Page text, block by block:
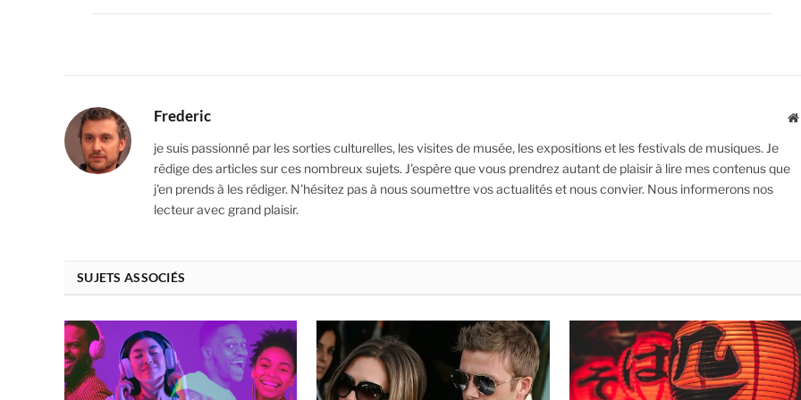
Frederic
je suis passionné par les sorties culturelles, les visites de musée, les expositions et les festivals de musiques. Je
rédige des articles sur ces nombreux sujets. J'espère que vous prendrez autant de plaisir à lire mes contenus que
j'en prends à les rédiger. N'hésitez pas à nous soumettre vos actualités et nous convier. Nous informerons nos
lecteur avec grand plaisir.
SUJETS ASSOCIÉS